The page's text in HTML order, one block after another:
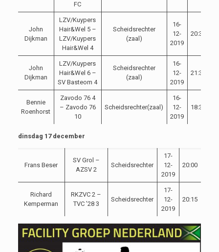
FC
John
Dijkman
LZV/Kuypers
Hair&Wel 5 –
LZV/Kuypers
Hair&Wel 4
Scheidsrechter
(zaal)
16-
12-
2019
20:30
John
Dijkman
LZV/Kuypers
Hair&Wel 6 –
SV Basteom 4
Scheidsrechter
(zaal)
16-
12-
2019
21:30
Bennie
Roenhorst
Zavodo 76 4
– Zavodo 76
10
Scheidsrechter(zaal)
16-
12-
2019
18:30
dinsdag 17 december
Frans Beser
SV Grol –
AZSV 2
Scheidsrechter
17-
12-
2019
20:00
Richard
Kemperman
RKZVC 2 –
TVC ’28 3
Scheidsrechter
17-
12-
2019
20:15